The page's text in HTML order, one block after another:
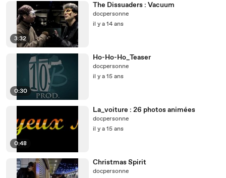
3:32
The Dissuaders : Vacuum
docpersonne
il y a 14 ans
0:30
Ho-Ho-Ho_Teaser
docpersonne
il y a 15 ans
0:48
La_voiture : 26 photos animées
docpersonne
il y a 15 ans
Christmas Spirit
docpersonne